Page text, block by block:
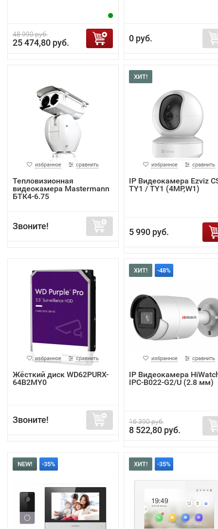
48 990 руб.
25 474,80 руб. 0 руб.
избранное сравнить
Тепловизионная
видеокамера Mastermann
БТК4-6.75
Звоните!
ХИТ!
избранное сравнить
IP Видеокамера Ezviz
TY1 / TY1 (4MP,W1)
5 990 руб.
избранное сравнить
Жёсткий диск WD62PURX-
64B2MY0
Звоните!
ХИТ! -48%
избранное сравнить
IP Видеокамера
IPC-B022-G2/U (2.8 мм)
16 390 руб.
8 522,80 руб.
NEW! -35% ХИТ! -35%